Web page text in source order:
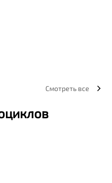
Смотреть все